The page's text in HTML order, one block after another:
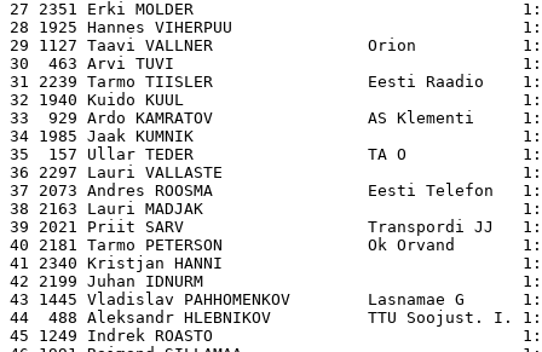
27 2351 Erki MOLDER
28 1925 Hannes VIHERPUU
29 1127 Taavi VALLNER                Orion
30  463 Arvi TUVI
31 2239 Tarmo TIISLER                Eesti Raadio
32 1940 Kuido KUUL
33  929 Ardo KAMRATOV                AS Klementi
34 1985 Jaak KUMNIK
35  157 Ullar TEDER                  TA O
36 2297 Lauri VALLASTE
37 2073 Andres ROOSMA                Eesti
38 2163 Lauri MADJAK
39 2021 Priit SARV                   Transpordi JJ
40 2181 Tarmo PETERSON               Ok Orvand
41 2340 Kristjan HANNI
42 2199 Juhan IDNURM
43 1445 Vladislav PAHHOMENKOV        Lasnamae G
44  488 Aleksandr HLEBNIKOV          TTU Soojust.
45 1249 Indrek ROASTO